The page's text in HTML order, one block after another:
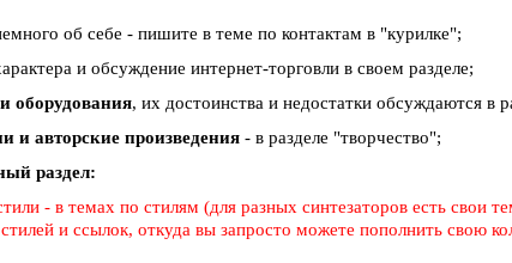
об себе - пишите в теме по контактам в "курилке";
и обсуждение интернет-торговли в своем разделе;
оборудования, их достоинства и недостатки обсуждаются в
и авторские произведения - в разделе "творчество";
раздел:
- в темах по стилям (для разных синтезаторов есть свои
и ссылок, откуда вы запросто можете пополнить свою